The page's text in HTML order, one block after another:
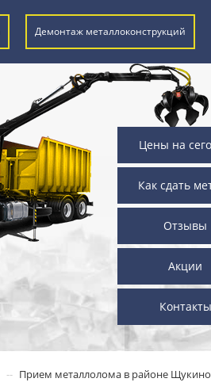
Демонтаж металлоконструкций
Цены на
Как сдать
Отзывы
Акции
Контакты
Прием металлолома в районе Щукино